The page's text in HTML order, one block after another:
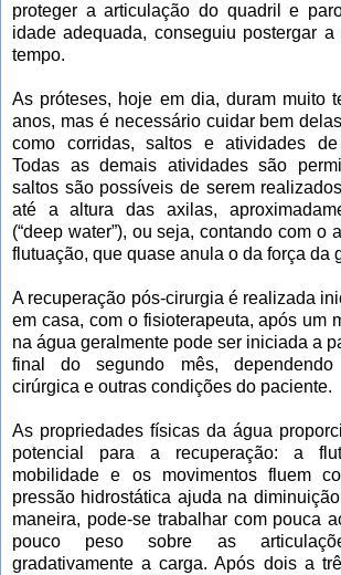
proteger a articulação do quadril e
idade adequada, conseguiu postergar
tempo.
As próteses, hoje em dia, duram muito
anos, mas é necessário cuidar bem
como corridas, saltos e atividades
Todas as demais atividades são
saltos são possíveis de serem
até a altura das axilas,
(“deep water”), ou seja, contando com o
flutuação, que quase anula o da força da
A recuperação pós-cirurgia é realizada
em casa, com o fisioterapeuta, após um
na água geralmente pode ser iniciada a
final do segundo mês, dependendo
cirúrgica e outras condições do paciente.
As propriedades físicas da água
potencial para a recuperação: a
mobilidade e os movimentos fluem
pressão hidrostática ajuda na
maneira, pode-se trabalhar com pouca
pouco peso sobre as
gradativamente a carga. Após dois a